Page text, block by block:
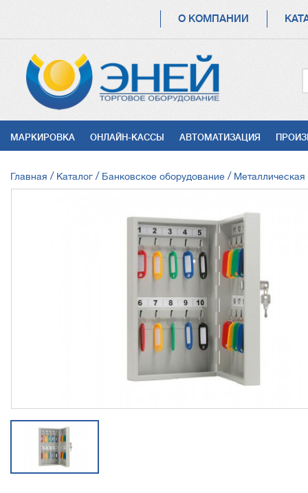
НАВИГАЦИЯ
О КОМПАНИИ
УСЛУГИ
МАРКИРОВКА ОНЛАЙН-КАССЫ АВТОМАТИЗАЦИЯ
СТРОКА
НАВИГАЦИИ
Главная Каталог Банковское оборудование